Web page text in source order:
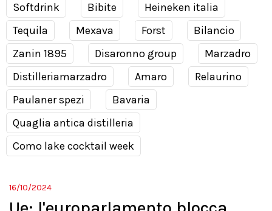
Softdrink
Bibite
Heineken italia
Tequila
Mexava Forst
Bilancio
Zanin 1895
Disaronno group
Marzadro
Distilleriamarzadro
Amaro
Relaurino
Paulaner spezi
Bavaria
Quaglia antica distilleria
Como lake cocktail week
16/10/2024